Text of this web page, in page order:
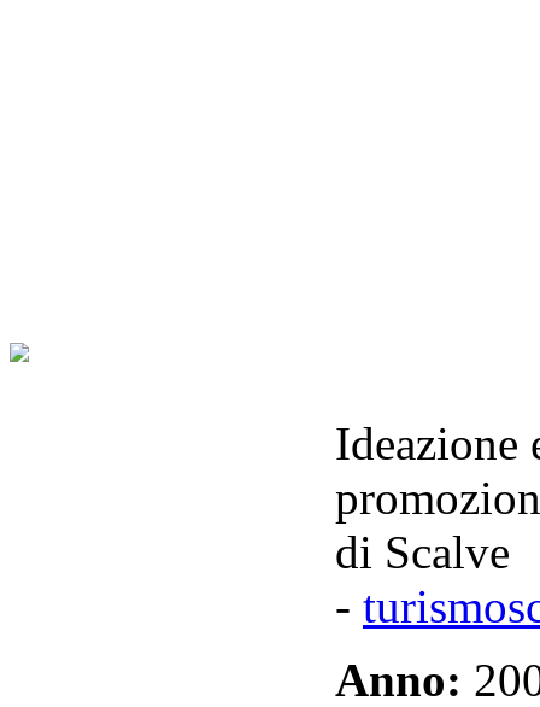
Ideazione
di Scalve
-
Anno: